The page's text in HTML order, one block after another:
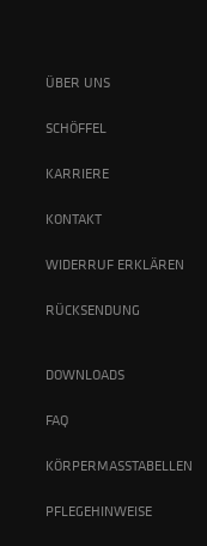
ÜBER UNS
SCHÖFFEL
KARRIERE
KONTAKT
WIDERRUF ERKLÄREN
RÜCKSENDUNG
DOWNLOADS
FAQ
KÖRPERMASSTABELLEN
PFLEGEHINWEISE